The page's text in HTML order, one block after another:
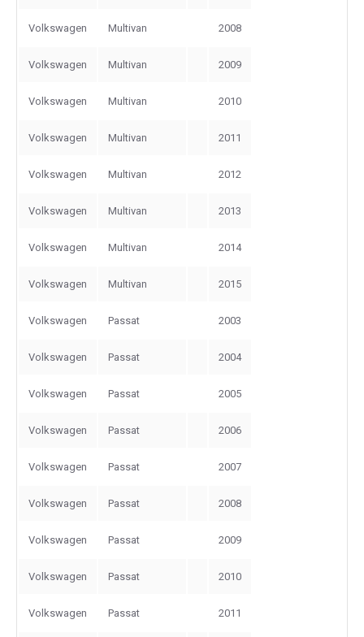
Volkswagen Multivan 2008
Volkswagen Multivan 2009
Volkswagen Multivan 2010
Volkswagen Multivan 2011
Volkswagen Multivan 2012
Volkswagen Multivan 2013
Volkswagen Multivan 2014
Volkswagen Multivan 2015
Volkswagen Passat 2003
Volkswagen Passat 2004
Volkswagen Passat 2005
Volkswagen Passat 2006
Volkswagen Passat 2007
Volkswagen Passat 2008
Volkswagen Passat 2009
Volkswagen Passat 2010
Volkswagen Passat 2011